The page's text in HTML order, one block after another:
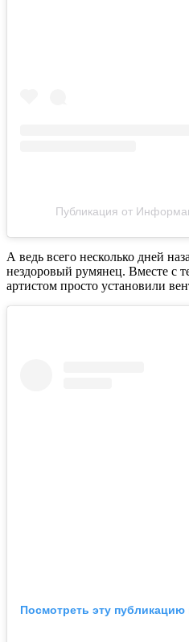
Публикация от
А ведь всего несколько дней
нездоровый румянец. Вместе с
артистом просто установили
Посмотреть эту публикацию